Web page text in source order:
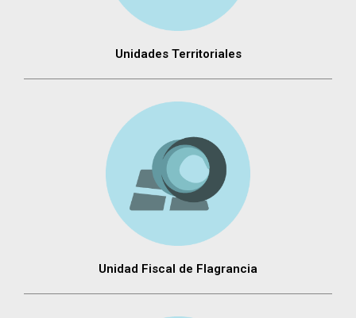
Unidades Territoriales
Unidad Fiscal de Flagrancia